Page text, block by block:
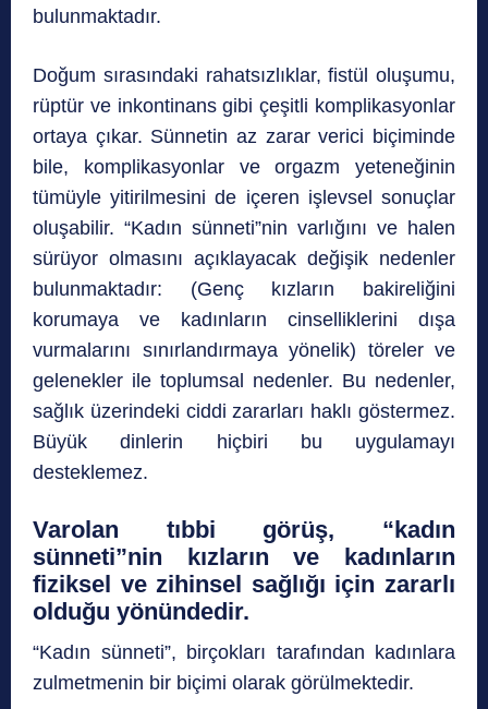
bulunmaktadır.
Doğum sırasındaki rahatsızlıklar, fistül oluşumu,
rüptür ve inkontinans gibi çeşitli komplikasyonlar
ortaya çıkar. Sünnetin az zarar verici biçiminde
bile, komplikasyonlar ve orgazm yeteneğinin
tümüyle yitirilmesini de içeren işlevsel sonuçlar
oluşabilir. “Kadın sünneti”nin varlığını ve halen
sürüyor olmasını açıklayacak değişik nedenler
bulunmaktadır: (Genç kızların bakireliğini
korumaya ve kadınların cinselliklerini dışa
vurmalarını sınırlandırmaya yönelik) töreler ve
gelenekler ile toplumsal nedenler. Bu nedenler,
sağlık üzerindeki ciddi zararları haklı göstermez.
Büyük dinlerin hiçbiri bu uygulamayı
desteklemez.
Varolan tıbbi görüş, “kadın
sünneti”nin kızların ve kadınların
fiziksel ve zihinsel sağlığı için zararlı
olduğu yönündedir.
“Kadın sünneti”, birçokları tarafından kadınlara
zulmetmenin bir biçimi olarak görülmektedir.